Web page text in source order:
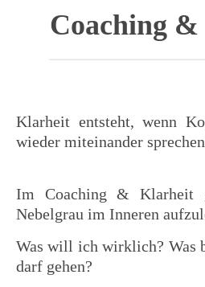
Coaching
Klarheit entsteht, wenn
wieder miteinander
Im Coaching & Klarheit
Nebelgrau im Inneren
Was will ich wirklich? Was
darf gehen?